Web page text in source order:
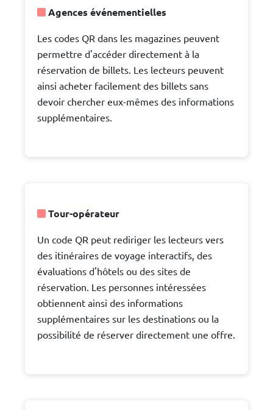
Tour-opérateur
Un code QR peut rediriger les lecteurs vers
des itinéraires de voyage interactifs, des
évaluations d'hôtels ou des sites de
réservation. Les personnes intéressées
obtiennent ainsi des informations
supplémentaires sur les destinations ou la
possibilité de réserver directement une offre.
Agences événementielles
Les codes QR dans les magazines peuvent
permettre d'accéder directement à la
réservation de billets. Les lecteurs peuvent
ainsi acheter facilement des billets sans
devoir chercher eux-mêmes des informations
supplémentaires.